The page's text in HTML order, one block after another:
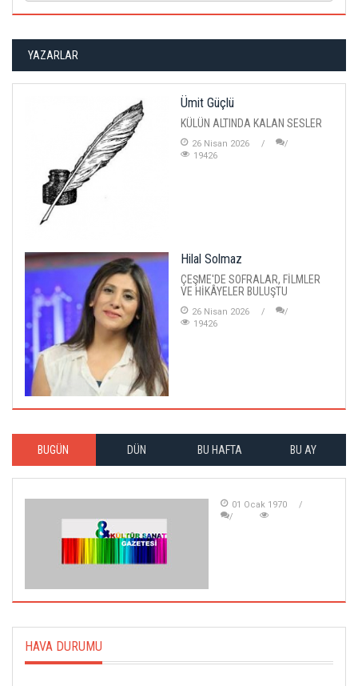
YAZARLAR
Ümit Güçlü
KÜLÜN ALTINDA KALAN SESLER
26 Nisan 2026
19426
Hilal Solmaz
ÇEŞME'DE SOFRALAR, FİLMLER
VE HİKÂYELER BULUŞTU
26 Nisan 2026
19426
BUGÜN DÜN BU HAFTA BU AY
01 Ocak 1970
HAVA DURUMU